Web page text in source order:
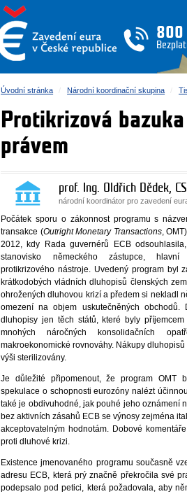
800
Úvodní stránka Národní koordinační skupina
Protikrizová
právem
prof. Ing. Oldřich Dědek,
národní koordinátor pro zavedení
Počátek sporu o zákonnost programu s
transakce (Outright Monetary Transactions,
2012, kdy Rada guvernérů ECB
stanovisko německého zástupce,
protikrizového nástroje. Uvedený program byl
krátkodobých vládních dluhopisů členských
ohrožených dluhovou krizí a předem si nekladl
omezení na objem uskutečněných
dluhopisy jen těch států, které byly
mnohých náročných konsolidačních
makroekonomické rovnováhy. Nákupy
výši sterilizovány.
Je důležité připomenout, že program OMT
spekulace o schopnosti eurozóny nalézt
také je obdivuhodné, jak pouhé jeho oznámení
bez aktivních zásahů ECB se výnosy zejména
akceptovatelným hodnotám. Dobové
proti dluhové krizi.
Existence jmenovaného programu současně
adresu ECB, která prý značně překročila své
podepsalo pod petici, která požadovala, aby